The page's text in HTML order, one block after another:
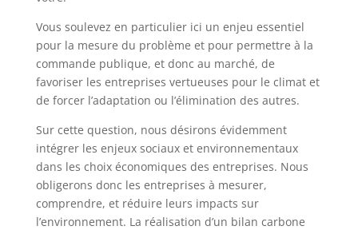
Vous soulevez en particulier ici un enjeu essentiel
pour la mesure du problème et pour permettre à la
commande publique, et donc au marché, de
favoriser les entreprises vertueuses pour le climat et
de forcer l’adaptation ou l’élimination des autres.
Sur cette question, nous désirons évidemment
intégrer les enjeux sociaux et environnementaux
dans les choix économiques des entreprises. Nous
obligerons donc les entreprises à mesurer,
comprendre, et réduire leurs impacts sur
l’environnement. La réalisation d’un bilan carbone